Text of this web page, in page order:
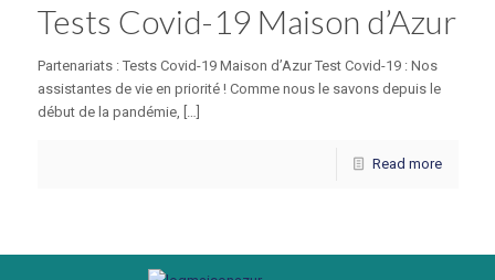
Tests Covid-19 Maison d’Azur
Partenariats : Tests Covid-19 Maison d’Azur Test Covid-19 : Nos
assistantes de vie en priorité ! Comme nous le savons depuis le
début de la pandémie, […]
Read more